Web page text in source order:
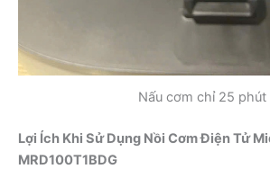
Nấu cơm chỉ 25 phút
Lợi Ích Khi Sử Dụng Nồi Cơm Điện Tử
MRD100T1BDG